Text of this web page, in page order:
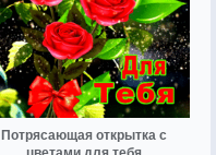
Потрясающая открытка с